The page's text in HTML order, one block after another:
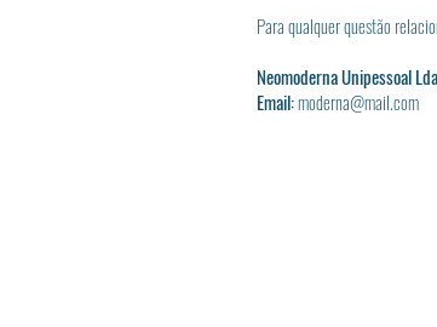
Para qualquer questão
Neomoderna Unipessoal Lda
Email:moderna@mail.com